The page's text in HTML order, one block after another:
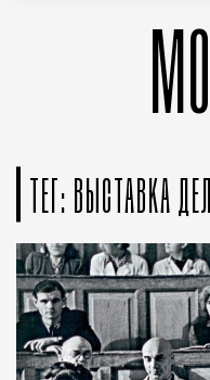
ТЕГ: ВЫСТАВКА